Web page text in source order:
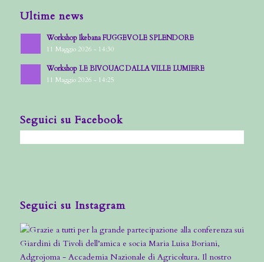
Ultime news
Workshop Ikebana FUGGEVOLE SPLENDORE
11 Maggio 2026 - 14:30
Workshop LE BIVOUAC DALLA VILLE LUMIERE
11 Maggio 2026 - 14:25
Seguici su Facebook
Seguici su Instagram